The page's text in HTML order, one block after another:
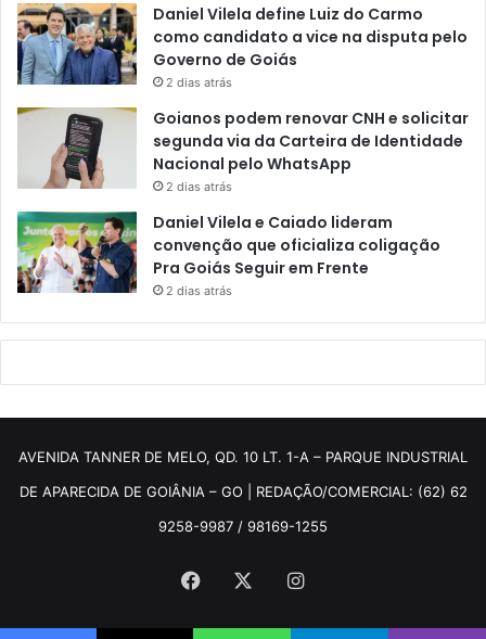
Daniel Vilela define Luiz do Carmo
como candidato a vice na disputa pelo
Governo de Goiás
2 dias atrás
Goianos podem renovar CNH e solicitar
segunda via da Carteira de Identidade
Nacional pelo WhatsApp
2 dias atrás
Daniel Vilela e Caiado lideram
convenção que oficializa coligação
Pra Goiás Seguir em Frente
2 dias atrás
AVENIDA TANNER DE MELO, QD. 10 LT. 1-A – PARQUE INDUSTRIAL
DE APARECIDA DE GOIÂNIA – GO | REDAÇÃO/COMERCIAL: (62) 62
9258-9987 / 98169-1255
Facebook Instagram